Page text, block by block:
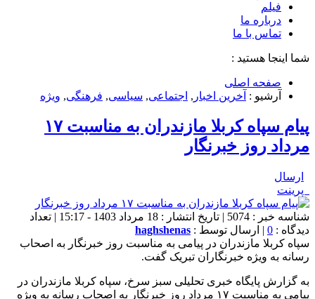
فیلم
درباره ما
تماس با ما
شما اینجا هستید :
صفحه اصلی
آرشیو : آخرین اخبار , اجتماعی, سیاسی, فرهنگی, ویژه
پیام سپاه کربلا مازندران به مناسبت ۱۷
مرداد روز خبرنگار
ارسال
پرینت
شناسه خبر : 5074 | تاریخ انتشار : 18 مرداد 1403 - 15:17 | تعداد
دیدگاه : 0 | ارسال توسط : haghshenas
سپاه کربلا مازندران در پیامی به مناسبت روز خبرنگار به اصحاب
رسانه به ویژه خبرنگاران تبریک گفت.
به گزارش پایگاه خبری تحلیلی سبز سرخ، سپاه کربلا مازندران در
پیامی به مناسبت ۱۷ مرداد روز خبرنگار به اصحاب رسانه به ویژه